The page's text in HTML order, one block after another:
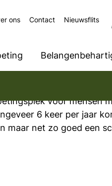
ons Contact Nieuwsflits
voor mensen
6 keer per jaar
maar net zo goed een